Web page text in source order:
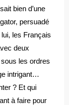
bien d’une
persuadé
les Français
deux
les ordres
intrigant…
? Et qui
à faire pour